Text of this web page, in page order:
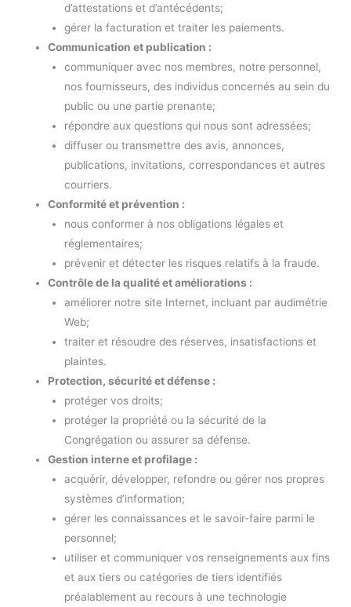
d’attestations et d’antécédents;
gérer la facturation et traiter les paiements.
Communication et publication :
communiquer avec nos membres, notre personnel,
nos fournisseurs, des individus concernés au sein du
public ou une partie prenante;
répondre aux questions qui nous sont adressées;
diffuser ou transmettre des avis, annonces,
publications, invitations, correspondances et autres
courriers.
Conformité et prévention :
nous conformer à nos obligations légales et
réglementaires;
prévenir et détecter les risques relatifs à la fraude.
Contrôle de la qualité et améliorations :
améliorer notre site Internet, incluant par audimétrie
Web;
traiter et résoudre des réserves, insatisfactions et
plaintes.
Protection, sécurité et défense :
protéger vos droits;
protéger la propriété ou la sécurité de la
Congrégation ou assurer sa défense.
Gestion interne et profilage :
acquérir, développer, refondre ou gérer nos propres
systèmes d’information;
gérer les connaissances et le savoir-faire parmi le
personnel;
utiliser et communiquer vos renseignements aux fins
et aux tiers ou catégories de tiers identifiés
préalablement au recours à une technologie